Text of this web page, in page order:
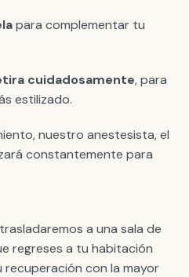
para complementar tu
cuidadosamente, para
estilizado.
nuestro anestesista, el
constantemente para
a una sala de
regreses a tu habitación
con la mayor